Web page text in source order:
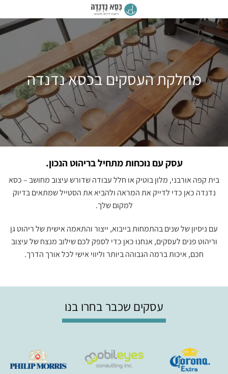
מחלקת העסקים בכסא נדנדה
עסק עם נוכחות מתחיל בריהוט הנכון.
בית קפה אורבני, מלון בוטיק או חלל עבודה שדורש עיצוב מחושב – כסא
נדנדה כאן כדי לדייק את המראה ולהביא את הסטייל שמתאים בדיוק
למקום שלך.
עם ניסיון של שנים בהתמחות בייבוא, ייצור והתאמה אישית של ריהוט גן
וריהוט פנים לעסקים, אנחנו כאן כדי לספק לכם שילוב מנצח של עיצוב
חכם, איכות ברמה הגבוהה ביותר וליווי אישי לכל אורך הדרך.
עסקים שכבר בחרו בנו